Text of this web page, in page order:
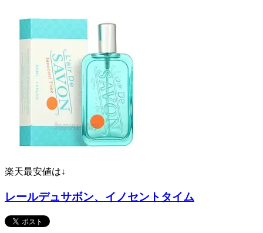
楽天最安値は↓
レールデュサボン、イノセントタイム